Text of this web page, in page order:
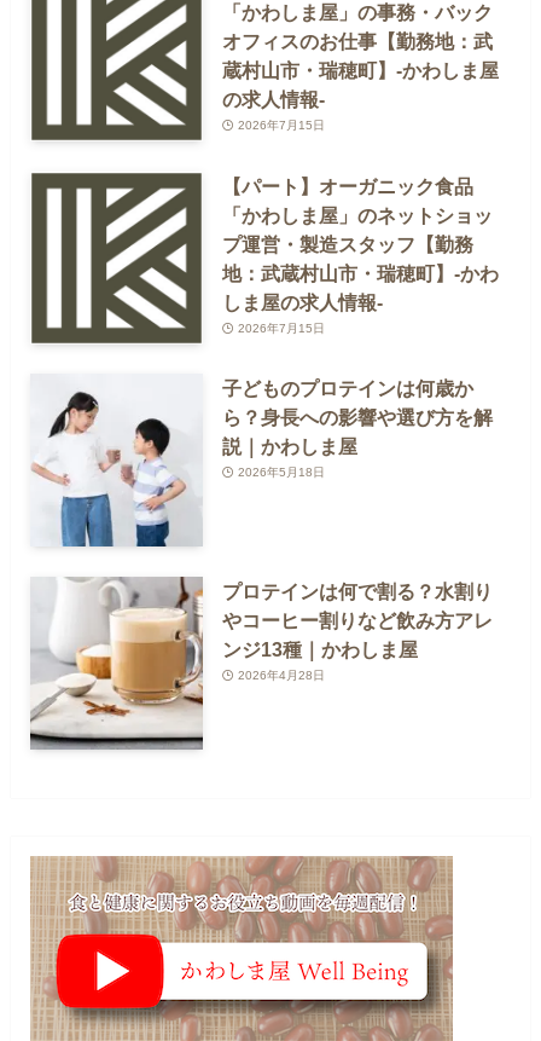
「かわしま屋」の事務・バック
オフィスのお仕事【勤務地：武
蔵村山市・瑞穂町】-かわしま屋
の求人情報-
2026年7月15日
【パート】オーガニック食品
「かわしま屋」のネットショッ
プ運営・製造スタッフ【勤務
地：武蔵村山市・瑞穂町】-かわ
しま屋の求人情報-
2026年7月15日
子どものプロテインは何歳か
ら？身長への影響や選び方を解
説｜かわしま屋
2026年5月18日
プロテインは何で割る？水割り
やコーヒー割りなど飲み方アレ
ンジ13種｜かわしま屋
2026年4月28日